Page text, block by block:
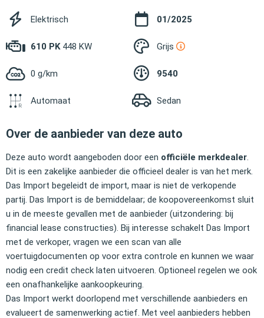
Elektrisch 01/2025
610 PK 448 KW Grijs
0 g/km 9540
Automaat Sedan
Over de aanbieder van deze auto
Deze auto wordt aangeboden door een officiële merkdealer
Dit is een zakelijke aanbieder die officieel dealer is van het merk.
Das Import begeleidt de import, maar is niet de verkopende
partij. Das Import is de bemiddelaar; de koopovereenkomst sluit
u in de meeste gevallen met de aanbieder (uitzondering: bij
financial lease constructies). Bij interesse schakelt Das Import
met de verkoper, vragen we een scan van alle
voertuigdocumenten op voor extra controle en kunnen we waar
nodig een credit check laten uitvoeren. Optioneel regelen we ook
een onafhankelijke aankoopkeuring.
Das Import werkt doorlopend met verschillende aanbieders en
evalueert de samenwerking actief. Met veel aanbieders hebben